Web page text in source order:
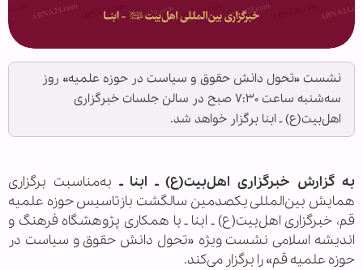
نشست «تحول دانش حقوق و سیاست در حوزه علمیه» روز
سه‌شنبه ساعت ۷:۳۰ صبح در سالن جلسات خبرگزاری
اهل‌بیت(ع) ـ ابنا برگزار خواهد شد.
به گزارش خبرگزاری اهل‌بیت(ع) ـ ابنا ـ به‌مناسبت برگزاری
همایش بین‌المللی یکصدمین سالگشت بازتاسیس حوزه علمیه
قم، خبرگزاری اهل‌بیت(ع) ـ ابنا ـ با همکاری پژوهشگاه فرهنگ و
اندیشه اسلامی نشست ویژه «تحول دانش حقوق و سیاست در
حوزه علمیه قم» را برگزار می‌کند.